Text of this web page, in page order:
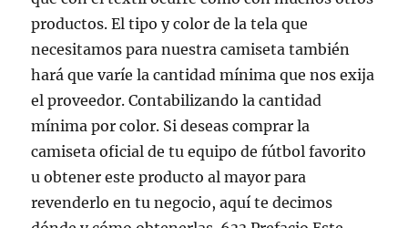
productos. El tipo y color de la tela que
necesitamos para nuestra camiseta también
hará que varíe la cantidad mínima que nos exija
el proveedor. Contabilizando la cantidad
mínima por color. Si deseas comprar la
camiseta oficial de tu equipo de fútbol favorito
u obtener este producto al mayor para
revenderlo en tu negocio, aquí te decimos